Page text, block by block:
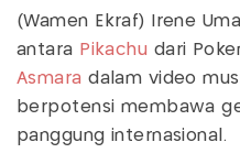
(Wamen Ekraf) Irene
antara Pikachu dari
Asmara dalam video
berpotensi membawa
panggung internasional.